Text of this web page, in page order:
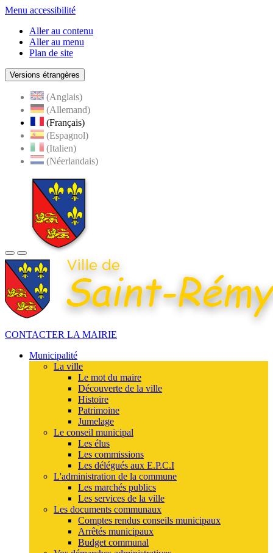
Menu accessibilité
Aller au contenu
Aller au menu
Plan de site
Versions étrangères
(Anglais)
(Allemand)
(Français)
(Espagnol)
(Italien)
(Néerlandais)
CONTACTER LA MAIRIE
Municipalité
La ville
Le mot du maire
Découverte de la ville
Histoire
Patrimoine
Jumelage
Le conseil municipal
Les élus
Les commissions
Les délégués aux E.P.C.I
L'administration de la commune
Les marchés publics
Les services de la ville
Les documents communaux
Comptes rendus conseils municipaux
Arrêtés municipaux
Budget communal